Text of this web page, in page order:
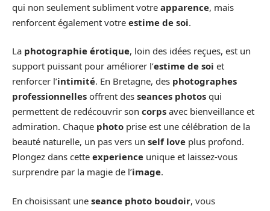
qui non seulement subliment votre apparence, mais
renforcent également votre estime de soi.
La photographie érotique, loin des idées reçues, est un
support puissant pour améliorer l’estime de soi et
renforcer l’intimité. En Bretagne, des photographes
professionnelles offrent des seances photos qui
permettent de redécouvrir son corps avec bienveillance et
admiration. Chaque photo prise est une célébration de la
beauté naturelle, un pas vers un self love plus profond.
Plongez dans cette experience unique et laissez-vous
surprendre par la magie de l’image.
En choisissant une seance photo boudoir, vous